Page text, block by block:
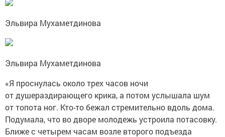
Эльвира Мухаметдинова
Эльвира Мухаметдинова
«Я проснулась около трех часов ночи
от душераздирающего крика, а потом услышала шум
от топота ног. Кто-то бежал стремительно вдоль дома.
Подумала, что во дворе молодежь устроила потасовку.
Ближе с четырем часам возле второго подъезда